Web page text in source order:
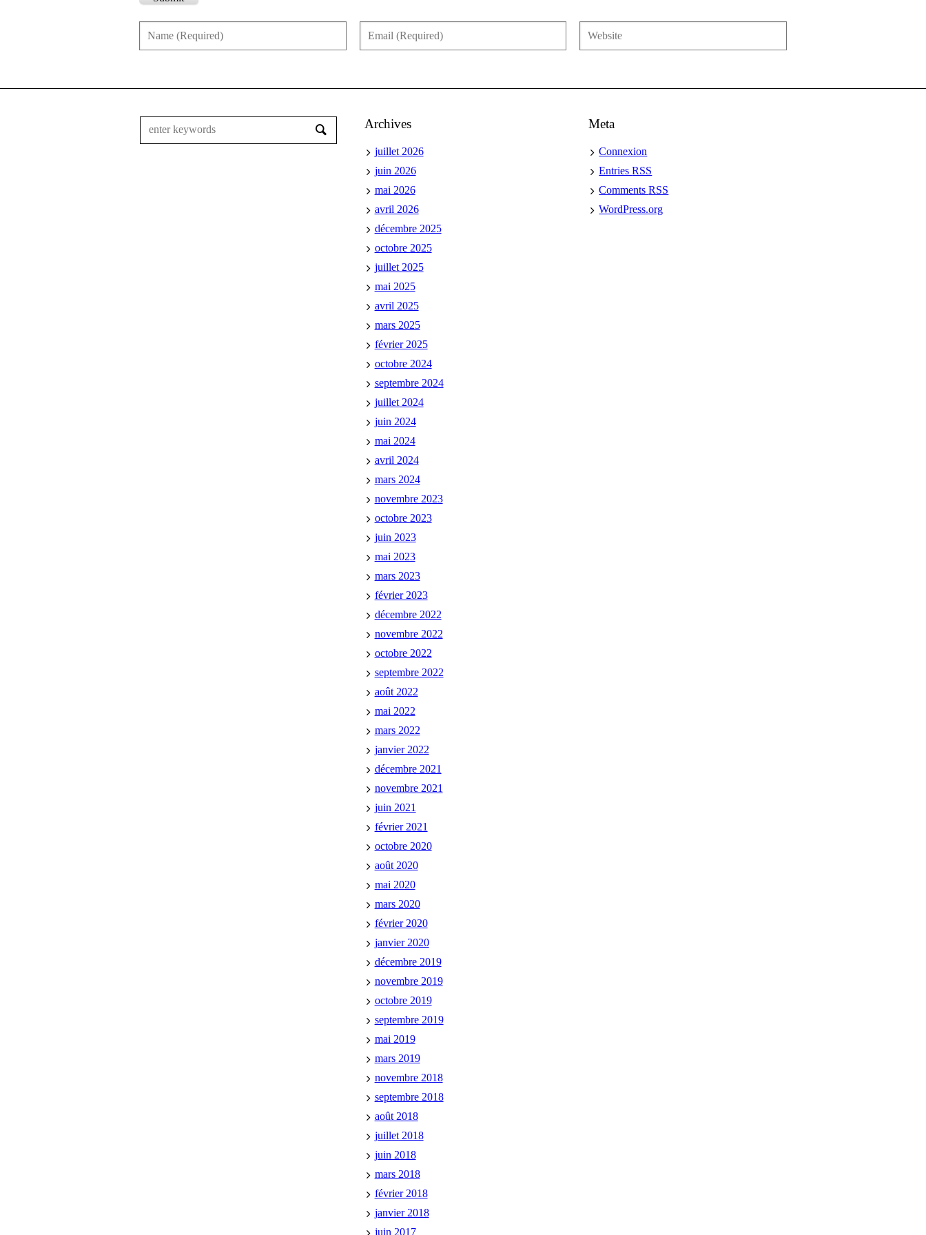
Archives
juillet 2026
juin 2026
mai 2026
avril 2026
décembre 2025
octobre 2025
juillet 2025
mai 2025
avril 2025
mars 2025
février 2025
octobre 2024
septembre 2024
juillet 2024
juin 2024
mai 2024
avril 2024
mars 2024
novembre 2023
octobre 2023
juin 2023
mai 2023
mars 2023
février 2023
décembre 2022
novembre 2022
octobre 2022
septembre 2022
août 2022
mai 2022
mars 2022
janvier 2022
décembre 2021
novembre 2021
juin 2021
février 2021
octobre 2020
août 2020
mai 2020
mars 2020
février 2020
janvier 2020
décembre 2019
novembre 2019
octobre 2019
septembre 2019
mai 2019
mars 2019
novembre 2018
septembre 2018
août 2018
juillet 2018
juin 2018
mars 2018
février 2018
janvier 2018
juin 2017
Meta
Connexion
EntriesRSS
CommentsRSS
WordPress.org